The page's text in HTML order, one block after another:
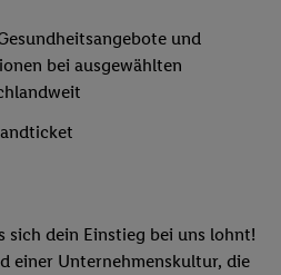
und
bei ausgewählten
sich dein Einstieg bei uns lohnt!
einer Unternehmenskultur, die